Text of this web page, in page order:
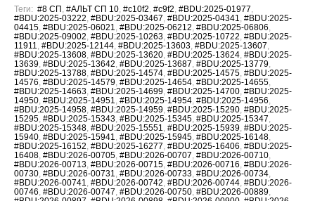
Теги: #8 СП , #АЛЬТ СП 10, #c10f2, #c9f2, #BDU:2025-01977,
#BDU:2025-03222, #BDU:2025-03467, #BDU:2025-04341, #BDU:2025-
04415, #BDU:2025-06021, #BDU:2025-06212, #BDU:2025-06806,
#BDU:2025-09002, #BDU:2025-10263, #BDU:2025-10722, #BDU:2025-
11911, #BDU:2025-12144, #BDU:2025-13603, #BDU:2025-13607,
#BDU:2025-13608, #BDU:2025-13620, #BDU:2025-13624, #BDU:2025-
13639, #BDU:2025-13642, #BDU:2025-13687, #BDU:2025-13779,
#BDU:2025-13788, #BDU:2025-14574, #BDU:2025-14575, #BDU:2025-
14576, #BDU:2025-14579, #BDU:2025-14654, #BDU:2025-14655,
#BDU:2025-14663, #BDU:2025-14699, #BDU:2025-14700, #BDU:2025-
14950, #BDU:2025-14951, #BDU:2025-14954, #BDU:2025-14956,
#BDU:2025-14958, #BDU:2025-14959, #BDU:2025-15290, #BDU:2025-
15295, #BDU:2025-15343, #BDU:2025-15345, #BDU:2025-15347,
#BDU:2025-15348, #BDU:2025-15551, #BDU:2025-15939, #BDU:2025-
15940, #BDU:2025-15941, #BDU:2025-15945, #BDU:2025-16148,
#BDU:2025-16152, #BDU:2025-16277, #BDU:2025-16406, #BDU:2025-
16408, #BDU:2026-00705, #BDU:2026-00707, #BDU:2026-00710,
#BDU:2026-00713, #BDU:2026-00715, #BDU:2026-00716, #BDU:2026-
00730, #BDU:2026-00731, #BDU:2026-00733, #BDU:2026-00734,
#BDU:2026-00741, #BDU:2026-00742, #BDU:2026-00744, #BDU:2026-
00746, #BDU:2026-00747, #BDU:2026-00750, #BDU:2026-00889,